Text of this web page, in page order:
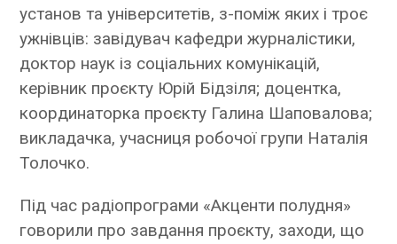
установ та університетів, з-поміж яких і троє
ужнівців: завідувач кафедри журналістики,
доктор наук із соціальних комунікацій,
керівник проєкту Юрій Бідзіля; доцентка,
координаторка проєкту Галина Шаповалова;
викладачка, учасниця робочої групи Наталія
Толочко.
Під час радіопрограми «Акценти полудня»
говорили про завдання проєкту, заходи, що